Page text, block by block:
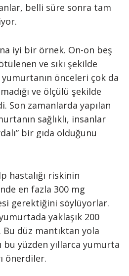
belli süre sonra tam
iyi bir örnek. On-on beş
ve sıkı şekilde
önceleri çok da
ve ölçülü şekilde
Son zamanlarda yapılan
sağlıklı, insanlar
bir gıda olduğunu
hastalığı riskinin
en fazla 300 mg
gerektiğini söylüyorlar.
yaklaşık 200
düz mantıktan yola
bu yüzden yıllarca yumurta
önerdiler.